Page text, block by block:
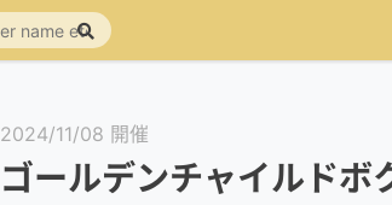
2024/11/08 開催
ゴールデンチャイルドボ